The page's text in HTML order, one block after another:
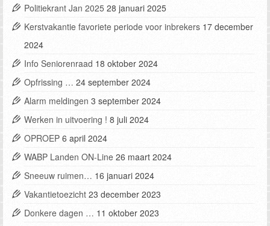
Politiekrant Jan 2025 28 januari 2025
Kerstvakantie favoriete periode voor inbrekers 17 december
2024
Info Seniorenraad 18 oktober 2024
Opfrissing … 24 september 2024
Alarm meldingen 3 september 2024
Werken in uitvoering ! 8 juli 2024
OPROEP 6 april 2024
WABP Landen ON-Line 26 maart 2024
Sneeuw ruimen… 16 januari 2024
Vakantietoezicht 23 december 2023
Donkere dagen … 11 oktober 2023